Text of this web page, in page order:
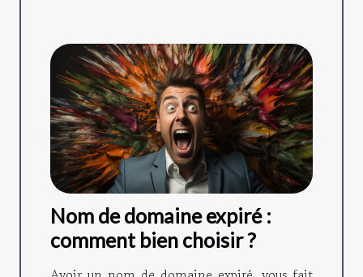
Nom de domaine expiré :
comment bien choisir ?